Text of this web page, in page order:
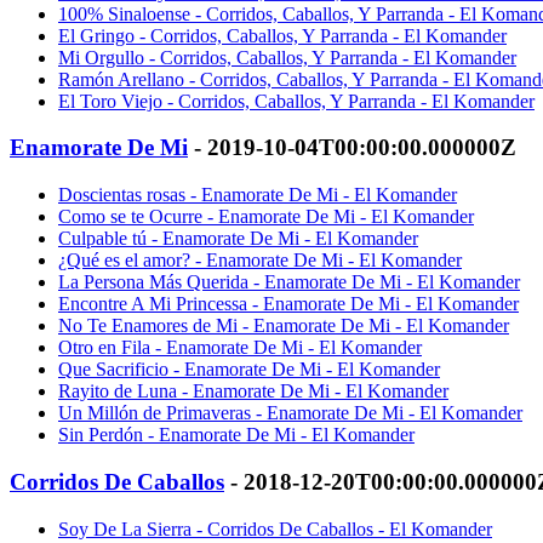
100% Sinaloense - Corridos, Caballos, Y Parranda - El
El Gringo - Corridos, Caballos, Y Parranda - El Komander
Mi Orgullo - Corridos, Caballos, Y Parranda - El Komander
Ramón Arellano - Corridos, Caballos, Y Parranda - El
El Toro Viejo - Corridos, Caballos, Y Parranda - El Komander
Enamorate De Mi - 2019-10-04T00:00:00.000000Z
Doscientas rosas - Enamorate De Mi - El Komander
Como se te Ocurre - Enamorate De Mi - El Komander
Culpable tú - Enamorate De Mi - El Komander
¿Qué es el amor? - Enamorate De Mi - El Komander
La Persona Más Querida - Enamorate De Mi - El Komander
Encontre A Mi Princessa - Enamorate De Mi - El Komander
No Te Enamores de Mi - Enamorate De Mi - El Komander
Otro en Fila - Enamorate De Mi - El Komander
Que Sacrificio - Enamorate De Mi - El Komander
Rayito de Luna - Enamorate De Mi - El Komander
Un Millón de Primaveras - Enamorate De Mi - El Komander
Sin Perdón - Enamorate De Mi - El Komander
Corridos De Caballos - 2018-12-
Soy De La Sierra - Corridos De Caballos - El Komander